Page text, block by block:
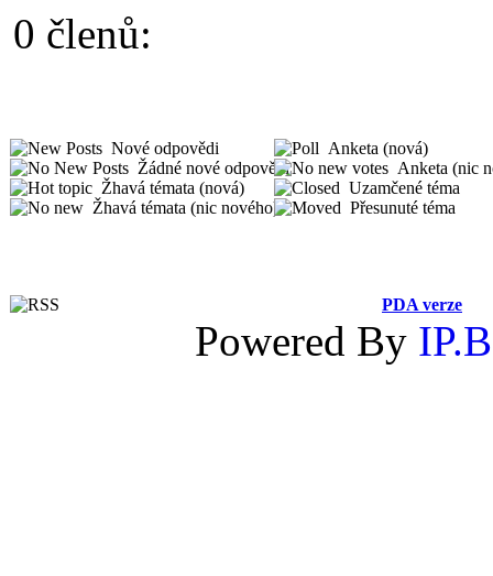
0 členů:
Nové odpovědi
Žádné nové odpovědi
Žhavá témata (nová)
Žhavá témata (nic nového)
Anketa (nová)
Anketa (nic
Uzamčené téma
Přesunuté téma
PDA verze
Powered By